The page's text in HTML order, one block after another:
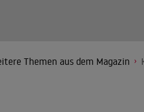
Themen aus dem Magazin